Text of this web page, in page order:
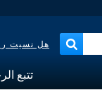
هل نسيت
تتبع